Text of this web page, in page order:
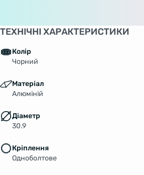
ТЕХНІЧНІ ХАРАКТЕРИСТИКИ
Колір
Чорний
Матеріал
Алюміній
Діаметр
30.9
Кріплення
Одноболтове